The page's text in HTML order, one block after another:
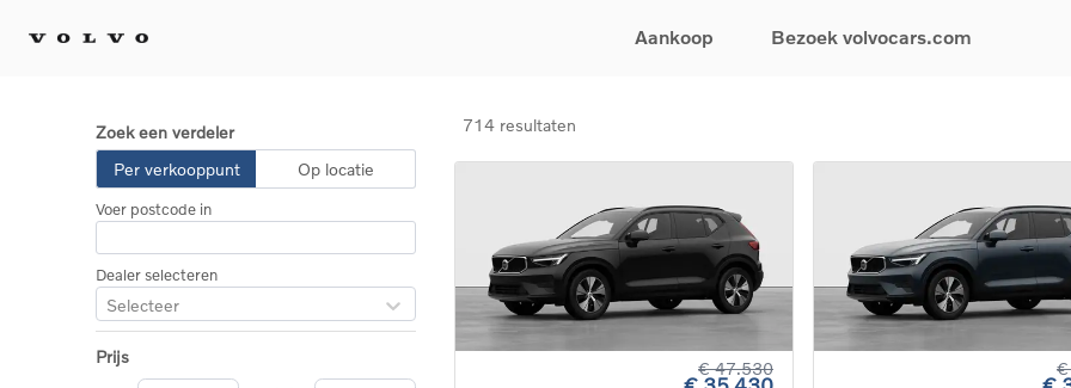
Aankoop
EX40
EC40
EX90
ES90
XC40
Plug-inhybride auto's
Mild hybrid auto's
Break
Sedan
Bezoek volvocars.com
Tijdelijke aanbiedingen
Gecertificeerde
tweedehandswagens
Fleet & Bedrijfswagens
Diplomatic & Special sales
Verzekeringen
Onderhoud &
Overname van uw
Volvo Support
Garantie
24/7
Zoek een verdeler
Per verkooppunt
Op locatie
Voer postcode in
Dealer selecteren
Selecteer
Prijs
714 resultaten
€ 47.530 €